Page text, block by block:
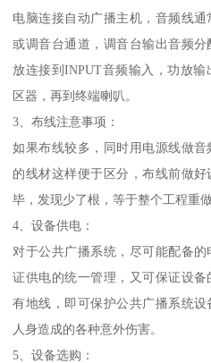
电脑连接自动广播主机，音频线
或调音台通道，调音台输出音频
放连接到INPUT音频输入，功放
区器，再到终端喇叭。
3、布线注意事项：
如果布线较多，同时用电源线做
的线材这样便于区分，布线前做
毕，发现少了根，等于整个工程重做
4、设备供电：
对于公共广播系统，尽可能配备
证供电的统一管理，又可保证设
有地线，即可保护公共广播系统
人身造成的各种意外伤害。
5、设备选购：